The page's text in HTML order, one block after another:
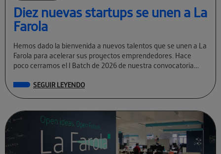
Diez nuevas startups se unen a La
Farola
Hemos dado la bienvenida a nuevos talentos que se unen a La
Farola para acelerar sus proyectos emprendedores. Hace
poco cerramos el I Batch de 2026 de nuestra convocatoria
SEGUIR LEYENDO